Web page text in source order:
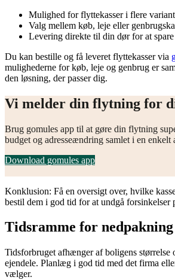
Mulighed for flyttekasser i flere
Valg mellem køb, leje eller
Levering direkte til din dør for at
Du kan bestille og få leveret flyttekasser via
mulighederne for køb, leje og genbrug er
den løsning, der passer dig.
Vi melder din flytning for
Brug gomules app til at gøre din flytning
budget og adresseændring samlet i en enkelt
Download gomules app
Konklusion: Få en oversigt over, hvilke
bestil dem i god tid for at undgå forsinkelser
Tidsramme for
Tidsforbruget afhænger af boligens størrelse
ejendele. Planlæg i god tid med det firma
vælger.